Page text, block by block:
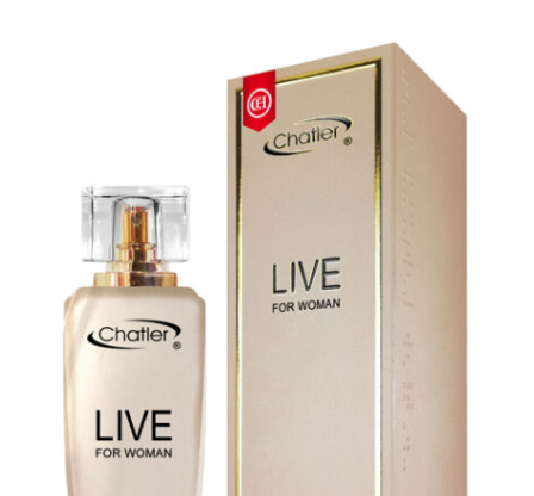
MODA CHICA
BEAUTY
PERFUMES
BISUTERIA
BOLSOS Y MONEDEROS